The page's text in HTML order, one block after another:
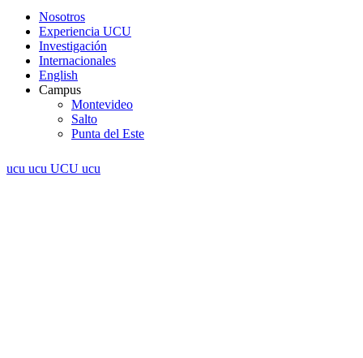
Nosotros
Experiencia UCU
Investigación
Internacionales
English
Campus
Montevideo
Salto
Punta del Este
ucu ucu UCU ucu